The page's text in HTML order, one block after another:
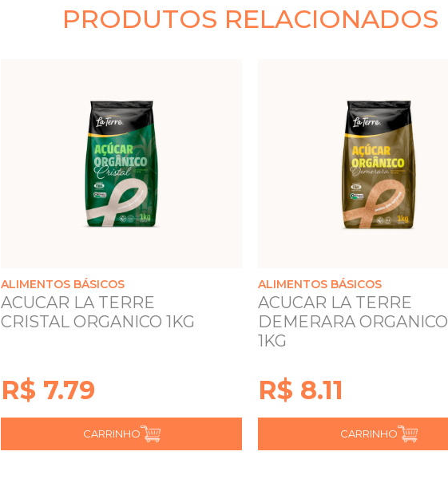
PRODUTOS RELACIONADOS
ALIMENTOS BÁSICOS
ACUCAR LA TERRE
CRISTAL ORGANICO 1KG
R$ 7.79
CARRINHO
ALIMENTOS BÁSICOS
ACUCAR LA TERRE
DEMERARA ORGANICO
1KG
R$ 8.11
CARRINHO